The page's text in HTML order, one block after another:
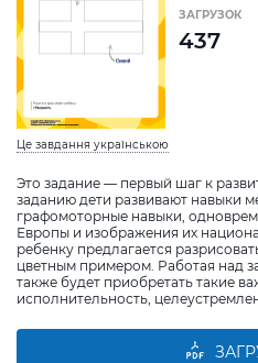
Це завдання українською
Это задание — первый шаг к
заданию дети развивают навыки
графомоторные навыки,
Европы и изображения их
ребенку предлагается
цветным примером. Работая над
также будет приобретать такие
исполнительность,
ЗАГРУЗОК
437